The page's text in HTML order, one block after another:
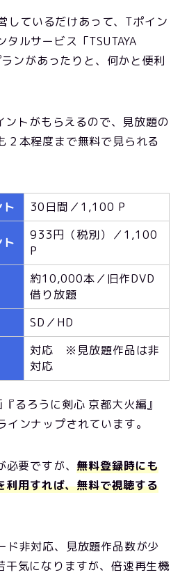
しているだけあって、Tポイン
タルサービス「TSUTAYA
ンがあったりと、何かと便利
トがもらえるので、見放題の
２本程度まで無料で見られる
30日間／1,100 P
933円（税別）／1,100
P
約10,000本／旧作DVD
借り放題
SD／HD
対応 ※見放題作品は非
対応
るろうに剣心 京都大火編』
ンナップされています。
必要ですが、無料登録時にも
用すれば、無料で視聴する
ド非対応、見放題作品数が少
気になりますが、倍速再生機